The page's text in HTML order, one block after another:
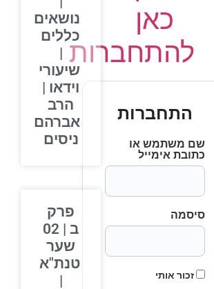
כאן
להתחברות
התחברות
שם משתמש או
כתובת אימייל
סיסמה
זכור אותי
נושאים
כללים
|
שיעורי
וידאו |
הרב
אברהם
ניסים
פרק
ב | 02
שער
טנת"א